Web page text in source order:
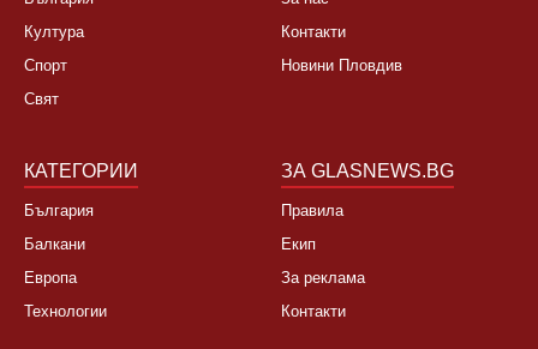
Култура
Спорт
Свят
Контакти
Новини Пловдив
КАТЕГОРИИ
България
Балкани
Европа
Технологии
ЗА GLASNEWS.BG
Правила
Екип
За реклама
Контакти